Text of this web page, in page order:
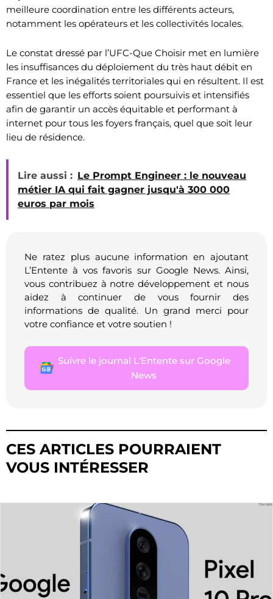
meilleure coordination entre les différents acteurs,
notamment les opérateurs et les collectivités locales.
Le constat dressé par l’UFC-Que Choisir met en lumière
les insuffisances du déploiement du très haut débit en
France et les inégalités territoriales qui en résultent. Il est
essentiel que les efforts soient poursuivis et intensifiés
afin de garantir un accès équitable et performant à
internet pour tous les foyers français, quel que soit leur
lieu de résidence.
Lire aussi : Le Prompt Engineer : le nouveau
métier IA qui fait gagner jusqu'à 300 000
euros par mois
Ne ratez plus aucune information en ajoutant
L’Entente à vos favoris sur Google News. Ainsi,
vous contribuez à notre développement et nous
aidez à continuer de vous fournir des
informations de qualité. Un grand merci pour
votre confiance et votre soutien !
Suivre le journal L'Entente sur Google
News
CES ARTICLES POURRAIENT
VOUS INTÉRESSER